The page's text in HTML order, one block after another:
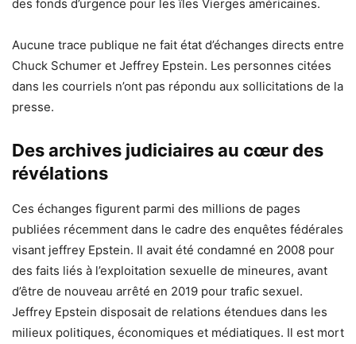
des fonds d’urgence pour les îles Vierges américaines.
Aucune trace publique ne fait état d’échanges directs entre
Chuck Schumer et Jeffrey Epstein. Les personnes citées
dans les courriels n’ont pas répondu aux sollicitations de la
presse.
Des archives judiciaires au cœur des
révélations
Ces échanges figurent parmi des millions de pages
publiées récemment dans le cadre des enquêtes fédérales
visant jeffrey Epstein. Il avait été condamné en 2008 pour
des faits liés à l’exploitation sexuelle de mineures, avant
d’être de nouveau arrêté en 2019 pour trafic sexuel.
Jeffrey Epstein disposait de relations étendues dans les
milieux politiques, économiques et médiatiques. Il est mort